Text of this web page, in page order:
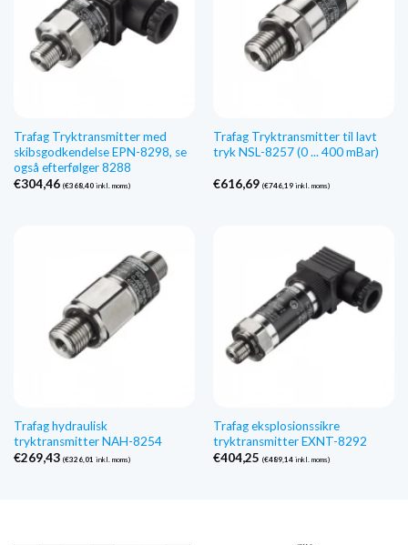
Trafag Tryktransmitter med
skibsgodkendelse EPN-8298, se
også efterfølger 8288
€304,46 (€368,40inkl. moms)
Trafag Tryktransmitter til lavt
tryk NSL-8257 (0 ... 400 mBar)
€616,69 (€746,19inkl. moms)
Trafag hydraulisk
tryktransmitter NAH-8254
€269,43 (€326,01 inkl. moms)
Trafag eksplosionssikre
tryktransmitter EXNT-8292
€404,25 (€489,14inkl. moms)